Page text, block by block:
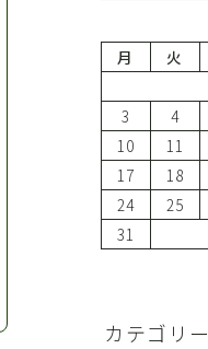
月
火
3
4
10
11
17
18
24
25
31
カテゴリー